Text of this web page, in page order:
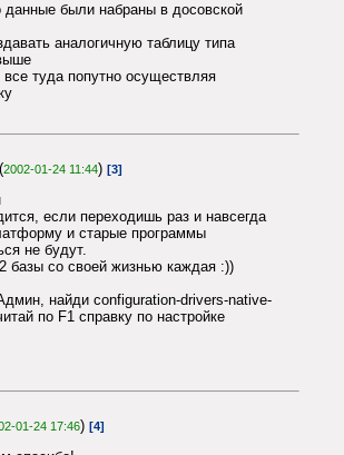
данные были набраны в досовской
аналогичную таблицу типа
все туда попутно осуществляя
2002-01-24 11:44) [3]
если переходишь раз и навсегда
и старые программы
не будут.
базы со своей жизнью каждая :))
найди configuration-drivers-native-
по F1 справку по настройке
01-24 17:46) [4]